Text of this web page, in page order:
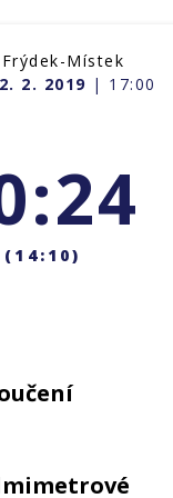
Frýdek-Místek
2. 2019 | 17:00
(14:10)